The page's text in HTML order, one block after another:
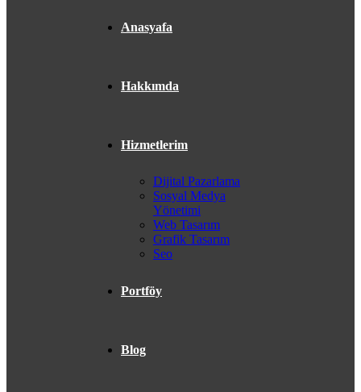
Anasyafa
Hakkımda
Hizmetlerim
Dijital Pazarlama
Sosyal Medya
Yönetimi
Web Tasarım
Grafik Tasarım
Seo
Portföy
Blog